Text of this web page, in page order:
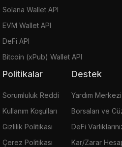
Solana Wallet API
EVM Wallet API
DeFi API
Bitcoin (xPub) Wallet API
Politikalar
Sorumluluk Reddi
Kullanım Koşulları
Gizlilik Politikası
Çerez Politikası
Destek
Yardım Merkezi
Borsaları ve
DeFi
Kar/Zarar